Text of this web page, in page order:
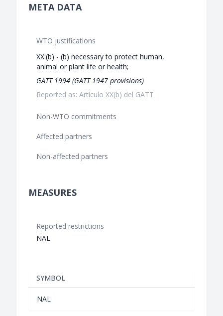
META DATA
WTO justifications
XX:(b) - (b) necessary to protect human,
animal or plant life or health;
GATT 1994 (GATT 1947 provisions)
Reported as: Artículo XX(b) del GATT
Non-WTO commitments
Affected partners
Non-affected partners
MEASURES
Reported restrictions
NAL
SYMBOL
NAL